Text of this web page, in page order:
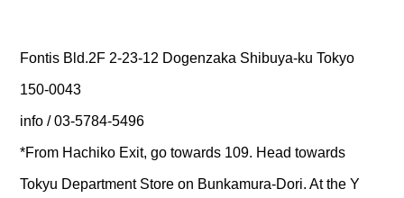
Fontis Bld.2F 2-23-12 Dogenzaka Shibuya-ku Tokyo
150-0043
info / 03-5784-5496
*From Hachiko Exit, go towards 109. Head towards
Tokyu Department Store on Bunkamura-Dori. At the Y